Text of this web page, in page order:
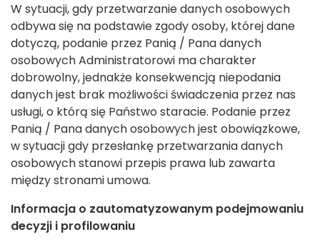
W sytuacji, gdy przetwarzanie danych osobowych
odbywa się na podstawie zgody osoby, której dane
dotyczą, podanie przez Panią / Pana danych
osobowych Administratorowi ma charakter
dobrowolny, jednakże konsekwencją niepodania
danych jest brak możliwości świadczenia przez nas
usługi, o którą się Państwo staracie. Podanie przez
Panią / Pana danych osobowych jest obowiązkowe,
w sytuacji gdy przesłankę przetwarzania danych
osobowych stanowi przepis prawa lub zawarta
między stronami umowa.
Informacja o zautomatyzowanym podejmowaniu
decyzji i profilowaniu